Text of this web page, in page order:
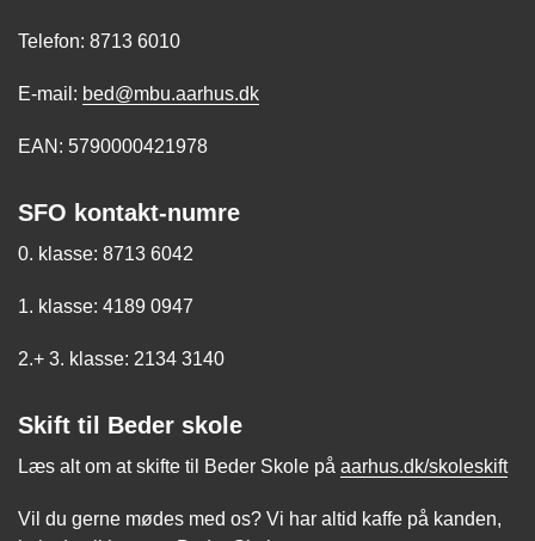
Telefon: 8713 6010
E-mail: bed@mbu.aarhus.dk
EAN: 5790000421978
SFO kontakt-numre
0. klasse: 8713 6042
1. klasse: 4189 0947
2.+ 3. klasse: 2134 3140
Skift til Beder skole
Læs alt om at skifte til Beder Skole på aarhus.dk/skoleskift
Vil du gerne mødes med os? Vi har altid kaffe på kanden,